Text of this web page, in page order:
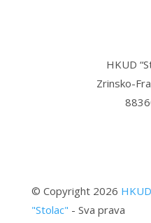
HKUD
Zrinsko-
© Copyright 2026 HKUD
"Stolac" - Sva prava